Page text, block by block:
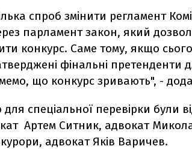
спроб змінити регламент
парламент закон, який
конкурс. Саме тому, якщо
фінальні
що конкурс зривають", -
спеціальної перевірки були
Артем Ситник, адвокат
адвокат Яків Варичев.